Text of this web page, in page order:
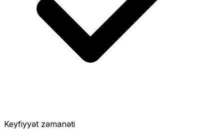
Keyfiyyət zəmanəti